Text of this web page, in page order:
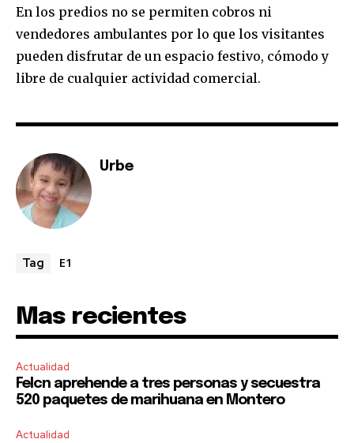
En los predios no se permiten cobros ni
vendedores ambulantes por lo que los visitantes
pueden disfrutar de un espacio festivo, cómodo y
libre de cualquier actividad comercial.
Urbe
Tag E1
Mas recientes
Actualidad
Felcn aprehende a tres personas y secuestra
520 paquetes de marihuana en Montero
Actualidad